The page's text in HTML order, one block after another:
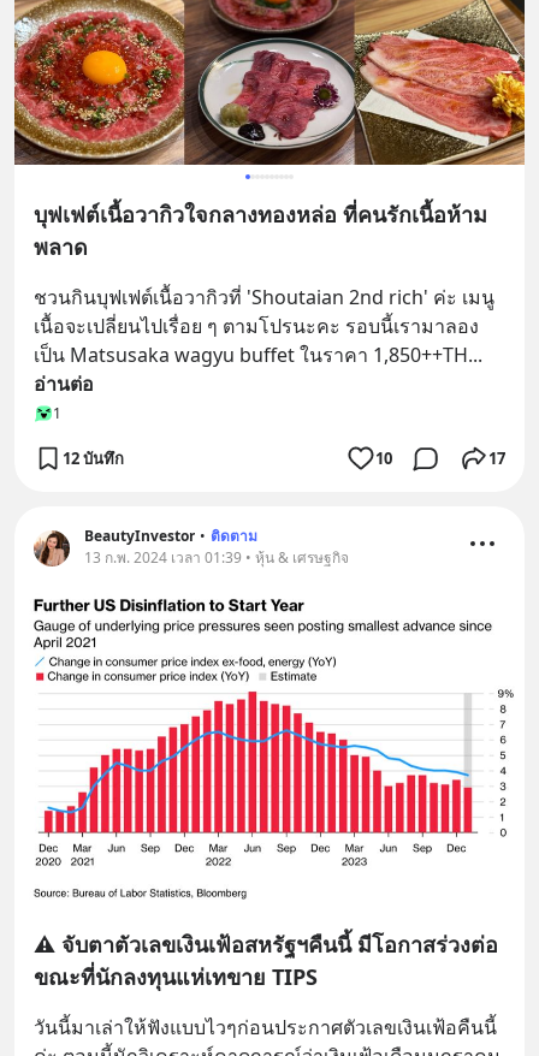
บุฟเฟต์เนื้อวากิวใจกลางทองหล่อ ที่คนรักเนื้อห้าม
พลาด
ชวนกินบุฟเฟต์เนื้อวากิวที่ 'Shoutaian 2nd rich' ค่ะ เมนู
เนื้อจะเปลี่ยนไปเรื่อย ๆ ตามโปรนะคะ รอบนี้เรามาลอง
เป็น Matsusaka wagyu buffet ในราคา 1,850++TH
อ่านต่อ
1
12 บันทึก 10 17
BeautyInvestor • ติดตาม
13 ก.พ. 2024 เวลา 01:39 • หุ้น & เศรษฐกิจ
⚠️ จับตาตัวเลขเงินเฟ้อสหรัฐฯคืนนี้ มีโอกาสร่วงต่อ
ขณะที่นักลงทุนแห่เทขาย TIPS
วันนี้มาเล่าให้ฟังแบบไวๆก่อนประกาศตัวเลขเงินเฟ้อคืนนี้